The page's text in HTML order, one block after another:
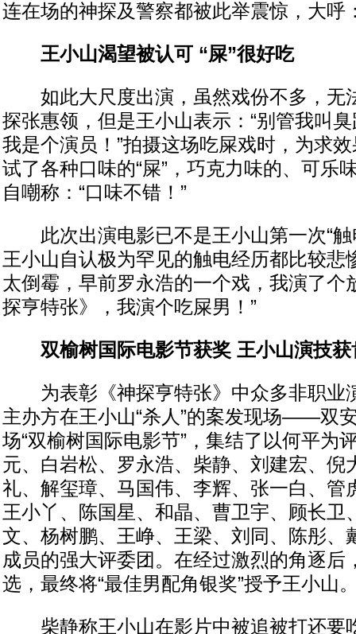
连在场的神探及警察都被此举震惊，大呼
王小山渴望被认可 “屎”很好吃
如此大尺度出演，虽然戏份不多，无
探张惠领，但是王小山表示：“别管我叫
我是个演员！”拍摄这场吃屎戏时，为求
试了各种口味的“屎”，巧克力味的、可乐
自嘲称：“口味不错！”
此次出演电影已不是王小山第一次“触
王小山自认极为罕见的触电经历都比较悲
太倒霉，早前罗永浩的一个戏，我演了个
探亨特张》，我演个吃屎男！”
双榆树国际电影节获奖 王小山演技获
为表彰《神探亨特张》中众多非职业
主办方在王小山“杀人”的案发现场——双
场“双榆树国际电影节”，集结了以何平为
元、白岩松、罗永浩、柴静、刘建宏、倪
礼、解玺璋、马国伟、李辉、张一白、管
王小丫、陈国星、和晶、曹卫宇、顾长卫
文、杨树鹏、王峥、王梁、刘同、陈彤、
成员的强大评委团。在经过激烈的角逐后
选，最终将“最佳男配角银奖”授予王小山
柴静称王小山在影片中被追被打还要